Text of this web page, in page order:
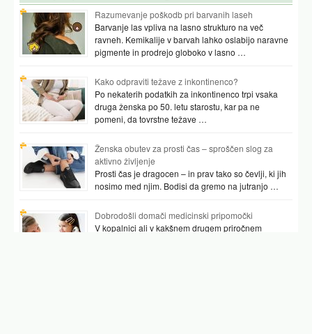
Razumevanje poškodb pri barvanih laseh
Barvanje las vpliva na lasno strukturo na več
ravneh. Kemikalije v barvah lahko oslabijo naravne
pigmente in prodrejo globoko v lasno …
Kako odpraviti težave z inkontinenco?
Po nekaterih podatkih za inkontinenco trpi vsaka
druga ženska po 50. letu starostu, kar pa ne
pomeni, da tovrstne težave …
Ženska obutev za prosti čas – sproščen slog za
aktivno življenje
Prosti čas je dragocen – in prav tako so čevlji, ki jih
nosimo med njim. Bodisi da gremo na jutranjo …
Dobrodošli domači medicinski pripomočki
V kopalnici ali v kakšnem drugem priročnem